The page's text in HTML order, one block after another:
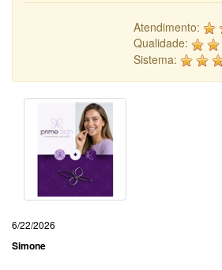
Atendimento:
Qualidade:
Sistema:
6/22/2026
Simone